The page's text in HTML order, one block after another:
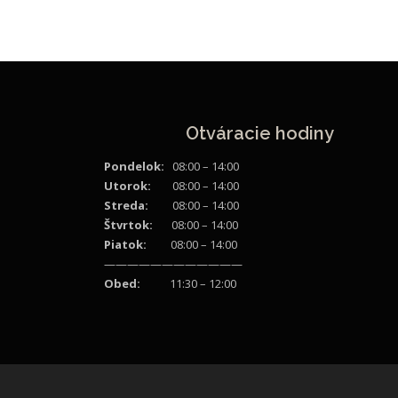
Otváracie hodiny
Pondelok: 08:00 – 14:00
Utorok: 08:00 – 14:00
Streda: 08:00 – 14:00
Štvrtok: 08:00 – 14:00
Piatok: 08:00 – 14:00
————————————
Obed: 11:30 – 12:00